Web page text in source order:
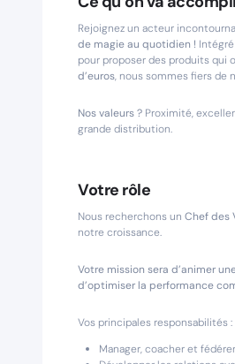
Rejoignez un acteur
de magie au quotidien !
pour proposer des produits qui
d’euros, nous sommes fiers de
Nos valeurs ? Proximité,
grande distribution.
Votre rôle
Nous recherchons un Chef des
notre croissance.
Votre mission sera d’animer
d’optimiser la performance
Vos principales responsabilités :
Manager, coacher et